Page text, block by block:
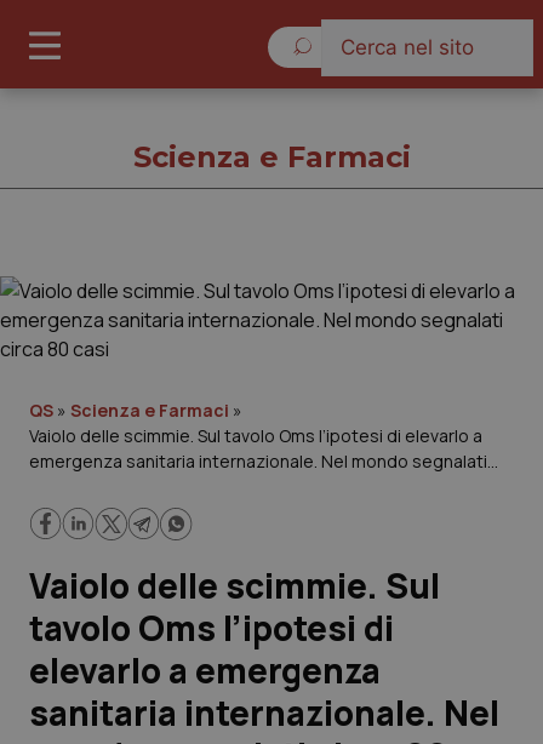
Cronache
Governo e Parlamento
Regioni e Asl
Lavoro e Professioni
Scienza e Farmaci
Studi e Analisi
Lettere al direttore
Scienza e Farmaci
QS » Scienza e Farmaci »
Vaiolo delle scimmie. Sul tavolo Oms l’ipotesi di elevarlo a
emergenza sanitaria internazionale. Nel mondo segnalati
Vaiolo delle scimmie. Sul
tavolo Oms l’ipotesi di
elevarlo a emergenza
sanitaria internazionale. Nel